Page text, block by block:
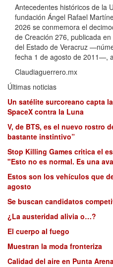
Antecedentes históricos de la
fundación Ángel Rafael
2026 se conmemora el
de Creación 276, publicada
del Estado de Veracruz
fecha 1 de agosto de 2011—,
Claudiaguerrero.mx
Últimas noticias
Un satélite surcoreano capta
SpaceX contra la Luna
V, de BTS, es el nuevo rostro
bastante instintivo”
Stop Killing Games critica el
"Esto no es normal. Es una
Estos son los vehículos que
agosto
Se buscan candidatos
¿La austeridad alivia o…?
El cuerpo al fuego
Muestran la moda fronteriza
Calidad del aire en Punta